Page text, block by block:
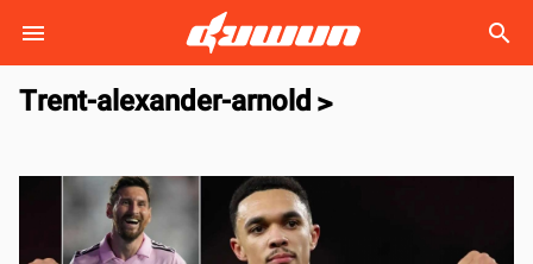
search
Trent-alexander-arnold>